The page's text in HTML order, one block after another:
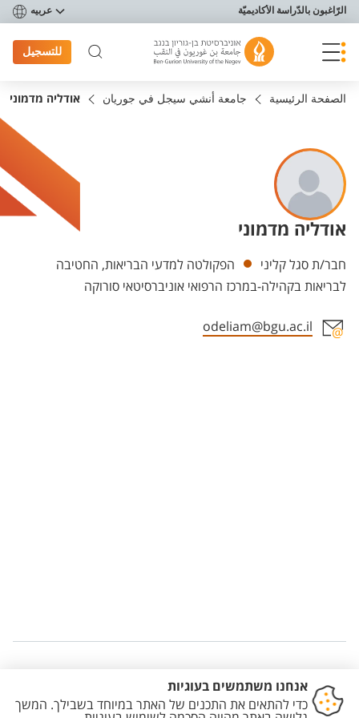
תפריט נגישות
الرّاغبون بالدّراسة الأكاديميّة عربيه
للتسجيل
الصفحة الرئيسية جامعة أنشي سيجل في جوريان אודליה מדמוני
אודליה מדמוני
Departments
חבר/ת סגל קליני
הפקולטה למדעי הבריאות, החטיבה
לבריאות בקהילה-במרכז הרפואי אוניברסיטאי סורוקה
odeliam@bgu.ac.il